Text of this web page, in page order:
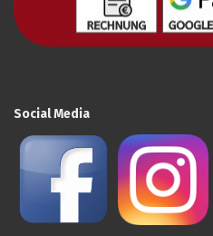
Social Media